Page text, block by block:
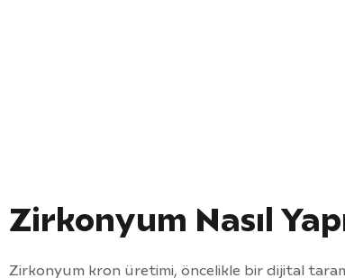
Zirkonyum Nasıl
Zirkonyum kron üretimi, öncelikle bir dijital